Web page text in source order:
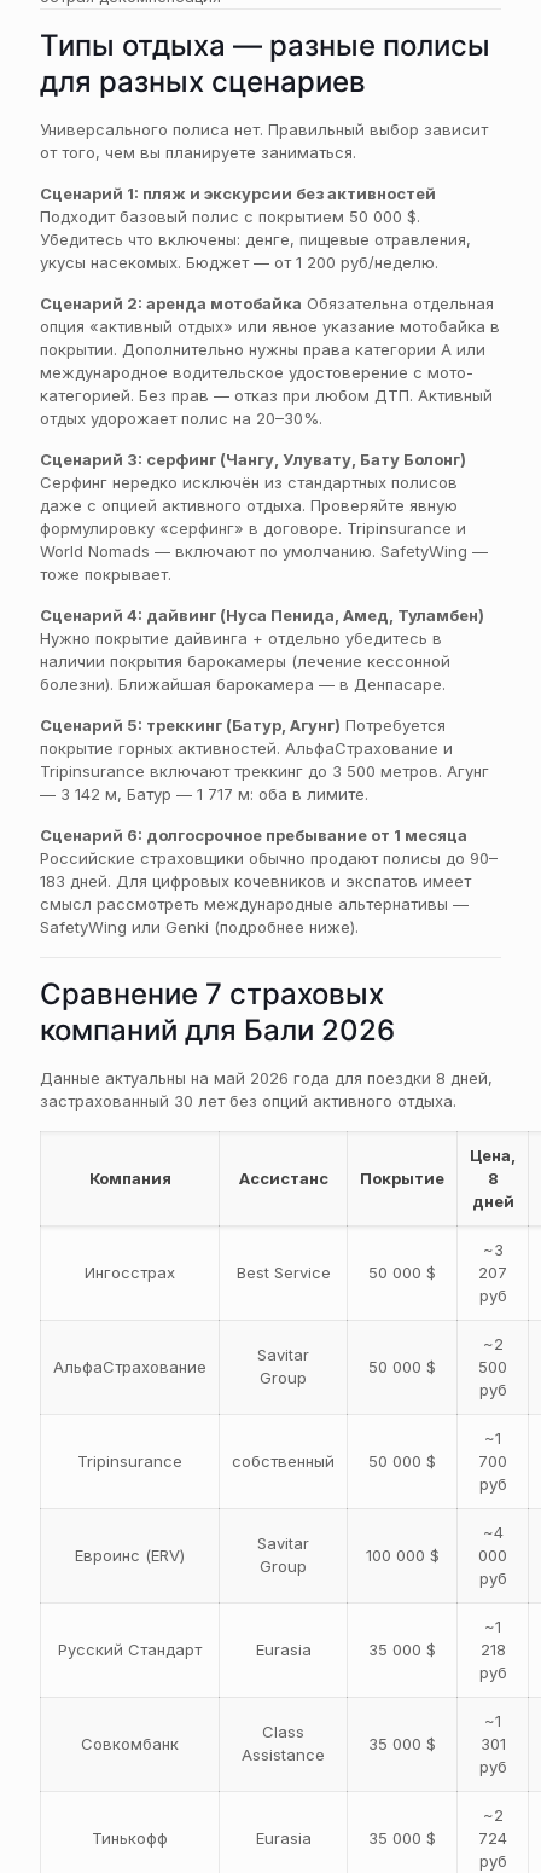
Типы отдыха — разные полисы
для разных сценариев
Универсального полиса нет. Правильный выбор зависит
от того, чем вы планируете заниматься.
Сценарий 1: пляж и экскурсии без активностей
Подходит базовый полис с покрытием 50 000 $.
Убедитесь что включены: денге, пищевые отравления,
укусы насекомых. Бюджет — от 1 200 руб/неделю.
Сценарий 2: аренда мотобайка Обязательна отдельная
опция «активный отдых» или явное указание мотобайка в
покрытии. Дополнительно нужны права категории А или
международное водительское удостоверение с мото-
категорией. Без прав — отказ при любом ДТП. Активный
отдых удорожает полис на 20–30%.
Сценарий 3: серфинг (Чангу, Улувату, Бату Болонг)
Серфинг нередко исключён из стандартных полисов
даже с опцией активного отдыха. Проверяйте явную
формулировку «серфинг» в договоре. Tripinsurance и
World Nomads — включают по умолчанию. SafetyWing —
тоже покрывает.
Сценарий 4: дайвинг (Нуса Пенида, Амед, Туламбен)
Нужно покрытие дайвинга + отдельно убедитесь в
наличии покрытия барокамеры (лечение кессонной
болезни). Ближайшая барокамера — в Денпасаре.
Сценарий 5: треккинг (Батур, Агунг) Потребуется
покрытие горных активностей. АльфаСтрахование и
Tripinsurance включают треккинг до 3 500 метров. Агунг
— 3 142 м, Батур — 1 717 м: оба в лимите.
Сценарий 6: долгосрочное пребывание от 1 месяца
Российские страховщики обычно продают полисы до 90–
183 дней. Для цифровых кочевников и экспатов имеет
смысл рассмотреть международные альтернативы —
SafetyWing или Genki (подробнее ниже).
Сравнение 7 страховых
компаний для Бали 2026
Данные актуальны на май 2026 года для поездки 8 дней,
застрахованный 30 лет без опций активного отдыха.
Компания Ассистанс Покрытие
Цена,
8
дней
Ингосстрах Best Service 50 000 $
~3
207
руб
АльфаСтрахование
Savitar
Group
50 000 $
~2
500
руб
Tripinsurance собственный 50 000 $
~1
700
руб
Евроинс (ERV)
Savitar
Group
100 000 $
~4
000
руб
Русский Стандарт Eurasia 35 000 $
~1
218
руб
Совкомбанк
Class
Assistance
35 000 $
~1
301
руб
Тинькофф Eurasia 35 000 $
~2
724
руб